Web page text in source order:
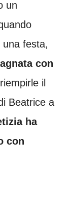
un
festa,
con
il
Beatrice a
ha
con